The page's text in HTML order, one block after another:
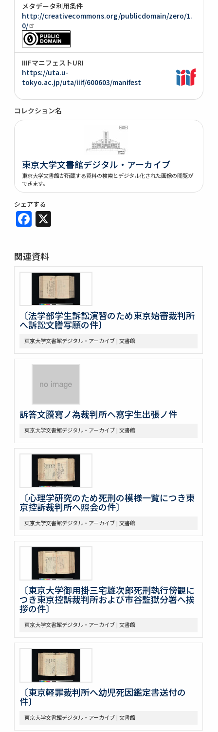
メタデータ利用条件
http://creativecommons.org/publicdomain/zero/1.
0/
IIIFマニフェストURI
https://uta.u-
tokyo.ac.jp/uta/iiif/600603/manifest
コレクション名
東京大学文書館デジタル・アーカイブ
東京大学文書館が所蔵する資料の検索とデジタル化された画像の閲覧が
できます。
シェアする
Facebook
関連資料
〔法学部学生訴訟演習のため東京始審裁判所
へ訴訟文謄写願の件〕
東京大学文書館デジタル・アーカイブ | 文書館
訴答文謄寫ノ為裁判所ヘ寫字生出張ノ件
東京大学文書館デジタル・アーカイブ | 文書館
〔心理学研究のため死刑の模様一覧につき東
京控訴裁判所へ照会の件〕
東京大学文書館デジタル・アーカイブ | 文書館
〔東京大学御用掛三宅雄次郎死刑執行傍観に
つき東京控訴裁判所および市谷監獄分署へ挨
拶の件〕
東京大学文書館デジタル・アーカイブ | 文書館
〔東京軽罪裁判所へ幼児死因鑑定書送付の
件〕
東京大学文書館デジタル・アーカイブ | 文書館